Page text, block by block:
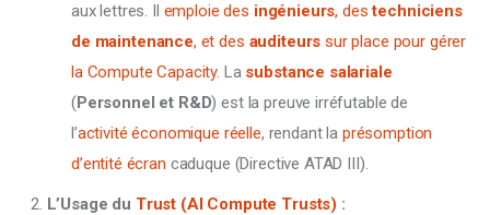
aux lettres. Il emploie des ingénieurs, destechniciens
de maintenance, et des auditeurs sur place pour gérer
la Compute Capacity. La substance salariale
( Personnel et R&D) est la preuve irréfutable de
l’activité économique réelle, rendant la présomption
d’entité écran caduque (Directive ATAD III).
L’Usage du Trust (AI Compute Trusts) :